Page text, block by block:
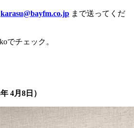
karasu@bayfm.co.jp まで送ってくだ
でチェック。
4月8日）